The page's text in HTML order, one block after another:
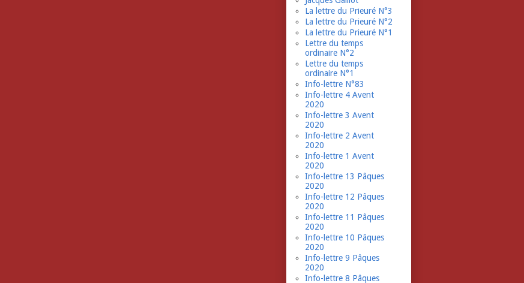
La lettre du Prieuré N°3
La lettre du Prieuré N°2
La lettre du Prieuré N°1
Lettre du temps
ordinaire N°2
Lettre du temps
ordinaire N°1
Info-lettre N°83
Info-lettre 4 Avent
2020
Info-lettre 3 Avent
2020
Info-lettre 2 Avent
2020
Info-lettre 1 Avent
2020
Info-lettre 13 Pâques
2020
Info-lettre 12 Pâques
2020
Info-lettre 11 Pâques
2020
Info-lettre 10 Pâques
2020
Info-lettre 9 Pâques
2020
Info-lettre 8 Pâques